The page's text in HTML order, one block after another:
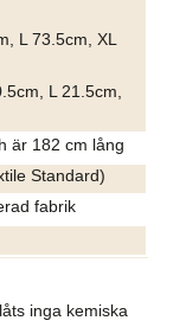
L 73.5cm, XL
L 21.5cm,
är 182 cm lång
Standard)
fabrik
inga kemiska